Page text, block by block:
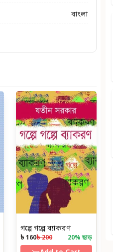
বাংলা
গল্পে গল্পে ব্যাকরণ
৳ 160৳ 200 20% ছাড়